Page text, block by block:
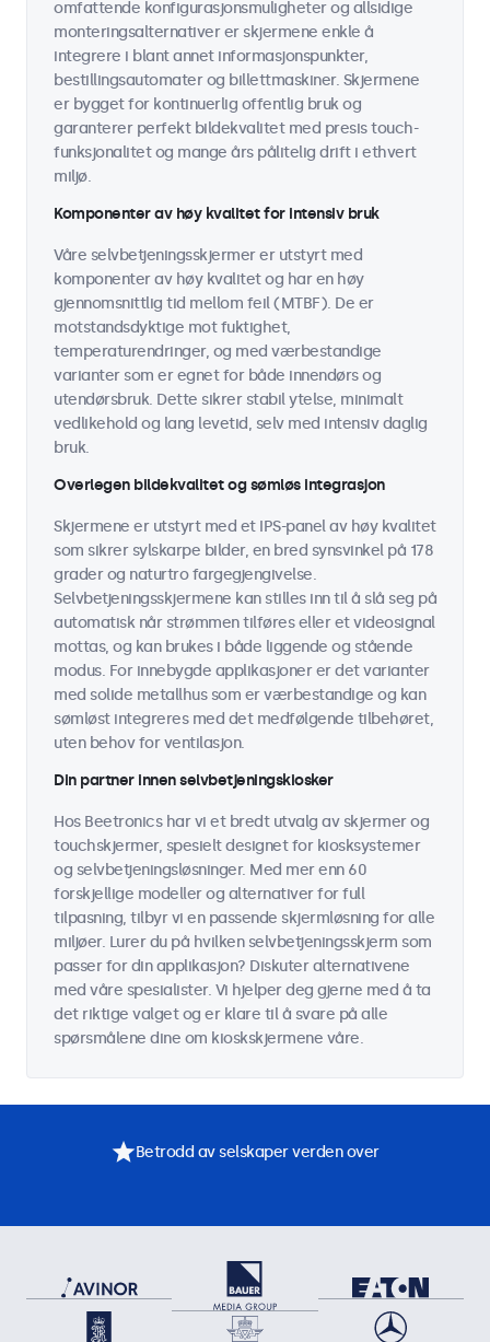
omfattende konfigurasjonsmuligheter og allsidige
monteringsalternativer er skjermene enkle å
integrere i blant annet informasjonspunkter,
bestillingsautomater og billettmaskiner. Skjermene
er bygget for kontinuerlig offentlig bruk og
garanterer perfekt bildekvalitet med presis touch-
funksjonalitet og mange års pålitelig drift i ethvert
miljø.
Komponenter av høy kvalitet for intensiv bruk
Våre selvbetjeningsskjermer er utstyrt med
komponenter av høy kvalitet og har en høy
gjennomsnittlig tid mellom feil (MTBF). De er
motstandsdyktige mot fuktighet,
temperaturendringer, og med værbestandige
varianter som er egnet for både innendørs og
utendørsbruk. Dette sikrer stabil ytelse, minimalt
vedlikehold og lang levetid, selv med intensiv daglig
bruk.
Overlegen bildekvalitet og sømløs integrasjon
Skjermene er utstyrt med et IPS-panel av høy kvalitet
som sikrer sylskarpe bilder, en bred synsvinkel på 178
grader og naturtro fargegjengivelse.
Selvbetjeningsskjermene kan stilles inn til å slå seg på
automatisk når strømmen tilføres eller et videosignal
mottas, og kan brukes i både liggende og stående
modus. For innebygde applikasjoner er det varianter
med solide metallhus som er værbestandige og kan
sømløst integreres med det medfølgende tilbehøret,
uten behov for ventilasjon.
Din partner innen selvbetjeningskiosker
Hos Beetronics har vi et bredt utvalg av skjermer og
touchskjermer, spesielt designet for kiosksystemer
og selvbetjeningsløsninger. Med mer enn 60
forskjellige modeller og alternativer for full
tilpasning, tilbyr vi en passende skjermløsning for alle
miljøer. Lurer du på hvilken selvbetjeningsskjerm som
passer for din applikasjon? Diskuter alternativene
med våre spesialister. Vi hjelper deg gjerne med å ta
det riktige valget og er klare til å svare på alle
spørsmålene dine om kioskskjermene våre.
Betrodd av selskaper verden over